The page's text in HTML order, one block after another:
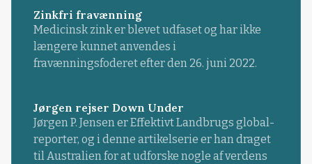
Zinkfri fravænning
Medicinsk zink er blevet udfaset og har ikke
længere kunnet anvendes i
fravænningsfoderet efter den 26. juni 2022.
Jørgen rejser Down Under
Jørgen P. Jensen er Effektivt Landbrugs global-
reporter, og i denne artikelserie er han draget
til Australien for at udforske nogle af verdens